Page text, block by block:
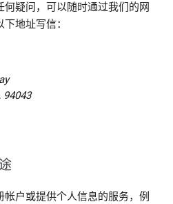
疑问，可以随时通过我们的网
地址写信：
94043
户或提供个人信息的服务，例